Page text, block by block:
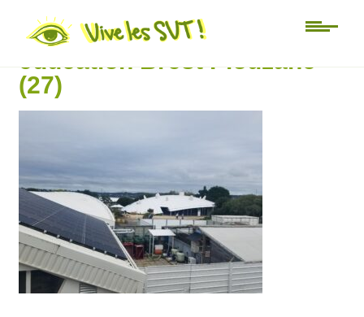
Université d’été Mer
éducation Brest Plouzané
(27)